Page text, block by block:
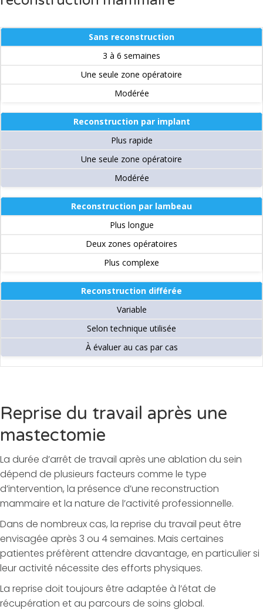
Sans reconstruction
3 à 6 semaines
Une seule zone opératoire
Modérée
Reconstruction par implant
Plus rapide
Une seule zone opératoire
Modérée
Reconstruction par lambeau
Plus longue
Deux zones opératoires
Plus complexe
Reconstruction différée
Variable
Selon technique utilisée
À évaluer au cas par cas
Reprise du travail après une
mastectomie
La durée d’arrêt de travail après une ablation du sein
dépend de plusieurs facteurs comme le type
d’intervention, la présence d’une reconstruction
mammaire et la nature de l’activité professionnelle.
Dans de nombreux cas, la reprise du travail peut être
envisagée après 3 ou 4 semaines. Mais certaines
patientes préfèrent attendre davantage, en particulier si
leur activité nécessite des efforts physiques.
La reprise doit toujours être adaptée à l’état de
récupération et au parcours de soins global.